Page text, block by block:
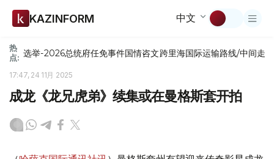
KAZINFORM 中文
热
点: 选举-2026总统府任免事件国情咨文跨里海国际运输路线/中间走廊
17:47, 24 11月 2025
成龙《龙兄虎弟》续集或在曼格斯套开拍